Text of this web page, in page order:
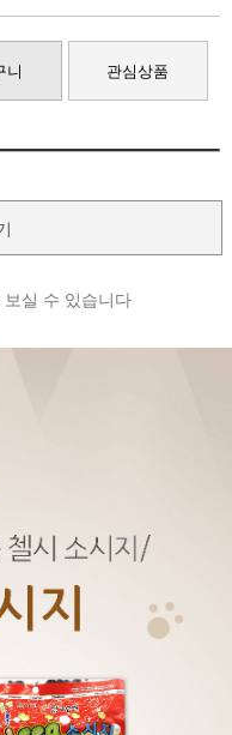
니 관심상품
실 수 있습니다